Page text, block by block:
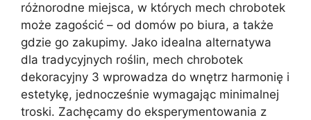
różnorodne miejsca, w których mech chrobotek
może zagościć – od domów po biura, a także
gdzie go zakupimy. Jako idealna alternatywa
dla tradycyjnych roślin, mech chrobotek
dekoracyjny 3 wprowadza do wnętrz harmonię i
estetykę, jednocześnie wymagając minimalnej
troski. Zachęcamy do eksperymentowania z